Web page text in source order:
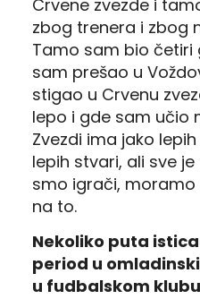
Crvene zvezde i
zbog trenera i zbog
Tamo sam bio četiri
sam prešao u
stigao u Crvenu
lepo i gde sam učio
Zvezdi ima jako
lepih stvari, ali sve
smo igrači,
na to.
Nekoliko puta
period u
u fudbalskom